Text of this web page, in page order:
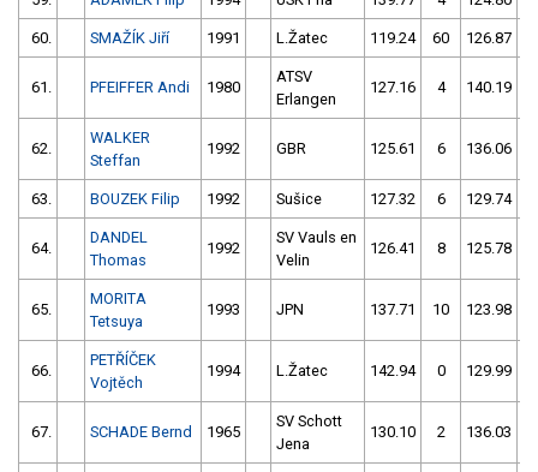
60. SMAŽÍK Jiří 1991 L.Žatec 119.24 60 126.87
61. PFEIFFER Andi 1980
ATSV
Erlangen
127.16 4 140.19
62.
WALKER
Steffan
1992 GBR 125.61 6 136.06
63. BOUZEK Filip 1992 Sušice 127.32 6 129.74
64.
DANDEL
Thomas
1992
SV Vauls en
Velin
126.41 8 125.78
65.
MORITA
Tetsuya
1993 JPN 137.71 10 123.98
66.
PETŘÍČEK
Vojtěch
1994 L.Žatec 142.94 0 129.99
67. SCHADE Bernd 1965
SV Schott
Jena
130.10 2 136.03